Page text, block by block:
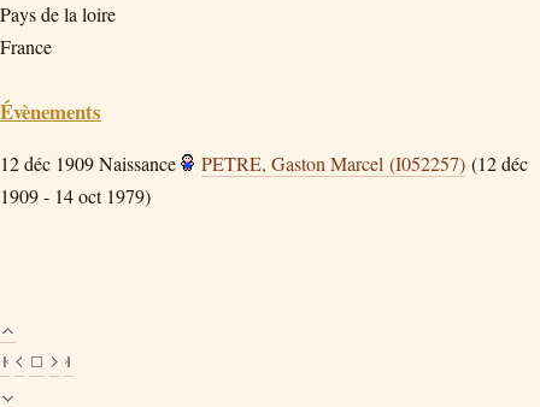
Pays de la loire
France
Évènements
12 déc 1909Naissance PETRE, Gaston Marcel (I052257) (12 déc
1909 - 14 oct 1979)